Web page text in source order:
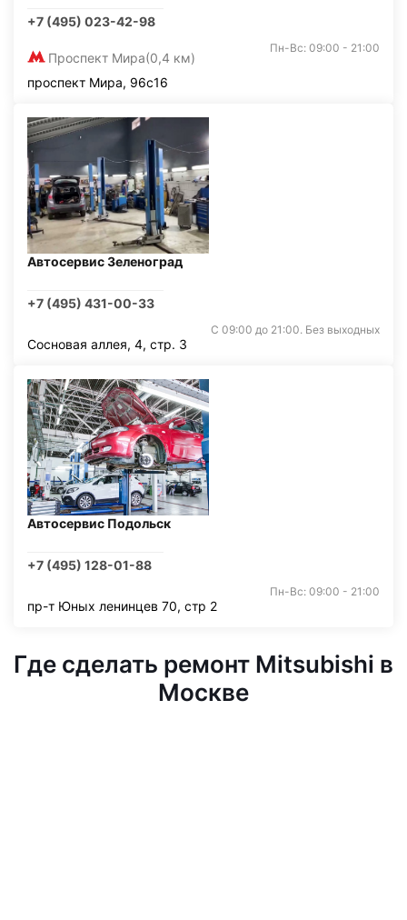
+7 (495) 023-42-98
Проспект Мира(0,4 км)
Пн-Вс: 09:00 - 21:00
проспект Мира, 96с16
Автосервис Зеленоград
+7 (495) 431-00-33
С 09:00 до 21:00. Без выходных
Сосновая аллея, 4, стр. 3
Автосервис Подольск
+7 (495) 128-01-88
Пн-Вс: 09:00 - 21:00
пр-т Юных ленинцев 70, стр 2
Где сделать ремонт Mitsubishi в
Москве